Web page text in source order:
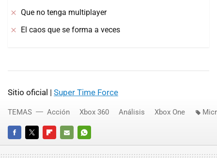
Que no tenga multiplayer
El caos que se forma a veces
Sitio oficial | Super Time Force
FACEBOOKTWITTERFLIPBOARD
E-
WHATSAPP
TEMAS Acción Xbox 360 Análisis Xbox One